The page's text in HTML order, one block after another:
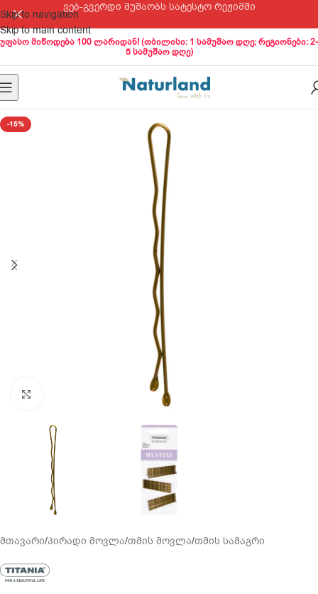
Skip to navigation
Skip to main content
ვებ-გვერდი მუშაობს სატესტო რეჟიმში
უფასო მიწოდება 100 ლარიდან! (თბილისი: 1 სამუშაო დღე; რეგიონები: 2-
5 სამუშაო დღე)
-15%
მთავარი/პირადი მოვლა/თმის მოვლა/თმის სამაგრი